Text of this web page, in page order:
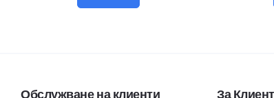
Обслужване на клиенти За